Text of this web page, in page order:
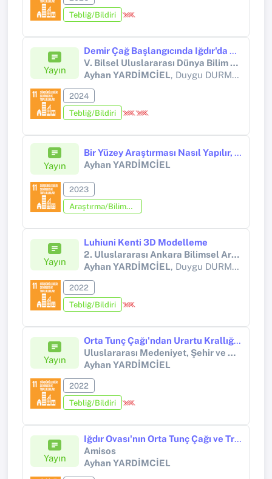
Tebliğ/Bildiri
Yayın
Demir Çağ Başlangıcında Iğdır'da Yerleşim Modeli
V. Bilsel Uluslararası Dünya Bilim ve Araştırma Kongresi
Ayhan YARDİMCİEL, Duygu DURMUŞ
2024
Tebliğ/Bildiri
Yayın
Bir Yüzey Araştırması Nasıl Yapılır, Ağrı Iğdır Bölgesi Örneği
Ayhan YARDİMCİEL
2023
Araştırma/Bilimsel Kitap (Tez Hariç)
Yayın
Luhiuni Kenti 3D Modelleme
2. Uluslararası Ankara Bilimsel Araştırmalar ve İnovasyon Kongresi
Ayhan YARDİMCİEL, Duygu DURMUŞ
2022
Tebliğ/Bildiri
Yayın
Orta Tunç Çağı'ndan Urartu Krallığı'na Orta Aras Havzası'nda Şehir Tipolojisi Iğdır-Doğubayazıt
Uluslararası Medeniyet, Şehir ve Mimari Sempozyumu
Ayhan YARDİMCİEL
2022
Tebliğ/Bildiri
Yayın
Iğdır Ovası'nın Orta Tunç Çağı ve Transhümanist Yaşamdaki Rolü
Amisos
Ayhan YARDİMCİEL